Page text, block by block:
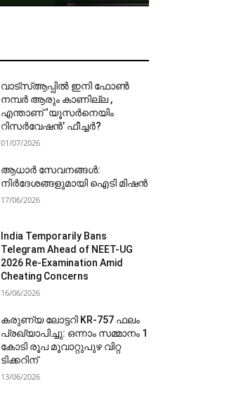
വാട്‌സ്ആപ്പിൽ ഇനി ഫോൺ
നമ്പർ ആരും കാണില്ല ,
എന്താണ് ‘യൂസർനെയിം
റിസർവേഷൻ’ ഫീച്ചർ?
01/07/2026
ആധാർ സേവനങ്ങൾ:
നിർദേശങ്ങളുമായി ഐടി മിഷൻ
17/06/2026
India Temporarily Bans
Telegram Ahead of NEET-UG
2026 Re-Examination Amid
Cheating Concerns
16/06/2026
കരുണ്യ ലോട്ടറി KR-757 ഫലം
പ്രഖ്യാപിച്ചു: ഒന്നാം സമ്മാനം 1
കോടി രൂപ മൂവാറ്റുപുഴ വിറ്റ
ടിക്കറിന്
13/06/2026